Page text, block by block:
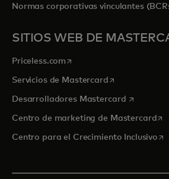
Normas corporativas vinculantes
SITIOS WEB DE
Priceless.com se abre en una pestaña
Servicios de Mastercardse abre en una
Desarrolladores Mastercard se abre
Centro de marketing de Mastercardse
Centro para el Crecimiento Inclusivose